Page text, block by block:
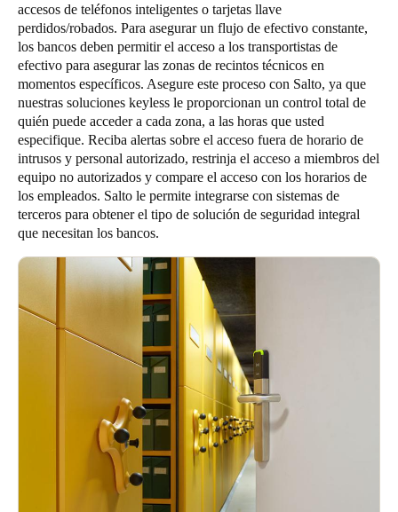
accesos de teléfonos inteligentes o tarjetas llave
perdidos/robados. Para asegurar un flujo de efectivo constante,
los bancos deben permitir el acceso a los transportistas de
efectivo para asegurar las zonas de recintos técnicos en
momentos específicos. Asegure este proceso con Salto, ya que
nuestras soluciones keyless le proporcionan un control total de
quién puede acceder a cada zona, a las horas que usted
especifique. Reciba alertas sobre el acceso fuera de horario de
intrusos y personal autorizado, restrinja el acceso a miembros del
equipo no autorizados y compare el acceso con los horarios de
los empleados. Salto le permite integrarse con sistemas de
terceros para obtener el tipo de solución de seguridad integral
que necesitan los bancos.